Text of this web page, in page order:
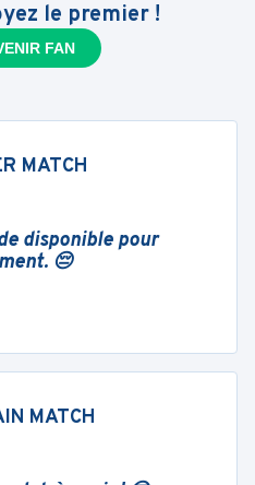
le premier !
FAN
MATCH
disponible pour
😔
MATCH